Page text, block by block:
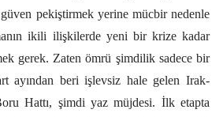
pekiştirmek yerine mücbir nedenle
ikili ilişkilerde yeni bir krize kadar
gerek. Zaten ömrü şimdilik sadece bir
ayından beri işlevsiz hale gelen Irak-
Hattı, şimdi yaz müjdesi. İlk etapta